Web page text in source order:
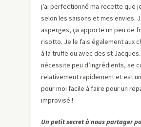
j’ai perfectionné ma recette que
selon les saisons et mes envies.
asperges, ça apporte un peu de
risotto. Je le fais également aux
à la truffe ou avec des st
nécessite peu d’ingrédients, se
relativement rapidement et est
pour moi facile à faire pour un
improvisé !
Un petit secret à nous partager